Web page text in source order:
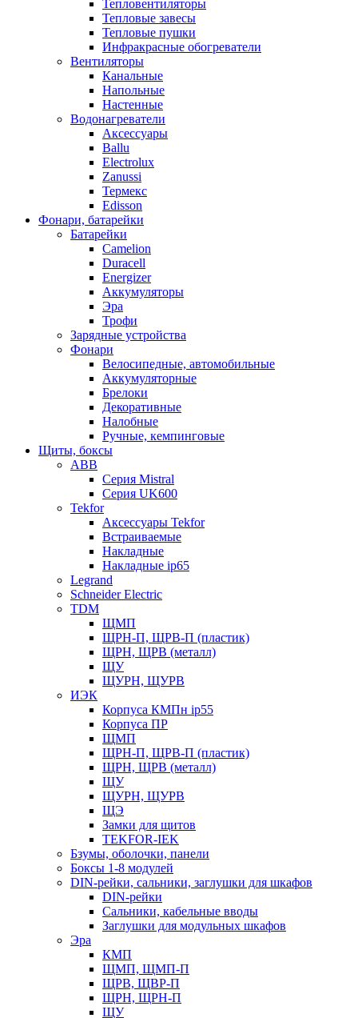
Тепловентиляторы
Тепловые завесы
Тепловые пушки
Инфракрасные обогреватели
Вентиляторы
Канальные
Напольные
Настенные
Водонагреватели
Аксессуары
Ballu
Electrolux
Zanussi
Термекс
Edisson
Фонари, батарейки
Батарейки
Camelion
Duracell
Energizer
Аккумуляторы
Эра
Трофи
Зарядные устройства
Фонари
Велосипедные, автомобильные
Аккумуляторные
Брелоки
Декоративные
Налобные
Ручные, кемпинговые
Щиты, боксы
ABB
Серия Mistral
Серия UK600
Tekfor
Аксессуары Tekfor
Встраиваемые
Накладные
Накладные ip65
Legrand
Schneider Electric
TDM
ЩМП
ЩРН-П, ЩРВ-П (пластик)
ЩРН, ЩРВ (металл)
ЩУ
ЩУРН, ЩУРВ
ИЭК
Корпуса КМПн ip55
Корпуса ПР
ЩМП
ЩРН-П, ЩРВ-П (пластик)
ЩРН, ЩРВ (металл)
ЩУ
ЩУРН, ЩУРВ
ЩЭ
Замки для щитов
TEKFOR-IEK
Бзумы, оболочки, панели
Боксы 1-8 модулей
DIN-рейки, сальники, заглушки для шкафов
DIN-рейки
Сальники, кабельные вводы
Заглушки для модульных шкафов
Эра
КМП
ЩМП, ЩМП-П
ЩРВ, ЩВР-П
ЩРН, ЩРН-П
ЩУ